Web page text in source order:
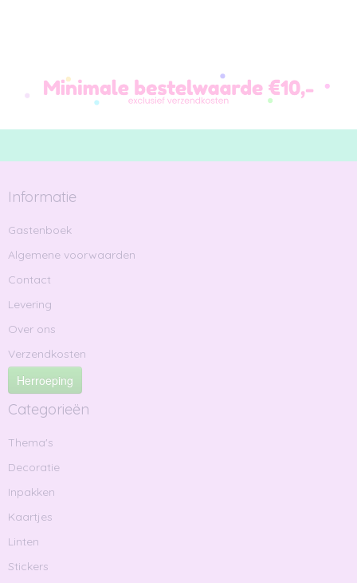
Informatie
Gastenboek
Algemene voorwaarden
Contact
Levering
Over ons
Verzendkosten
Herroeping
Categorieën
Thema's
Decoratie
Inpakken
Kaartjes
Linten
Stickers